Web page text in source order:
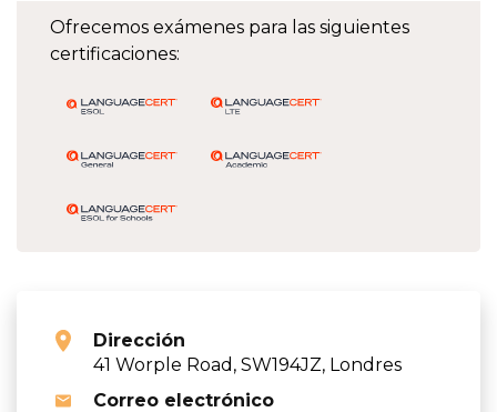
Ofrecemos exámenes para las siguientes
certificaciones:
Dirección
41 Worple Road, SW194JZ, Londres
Correo electrónico